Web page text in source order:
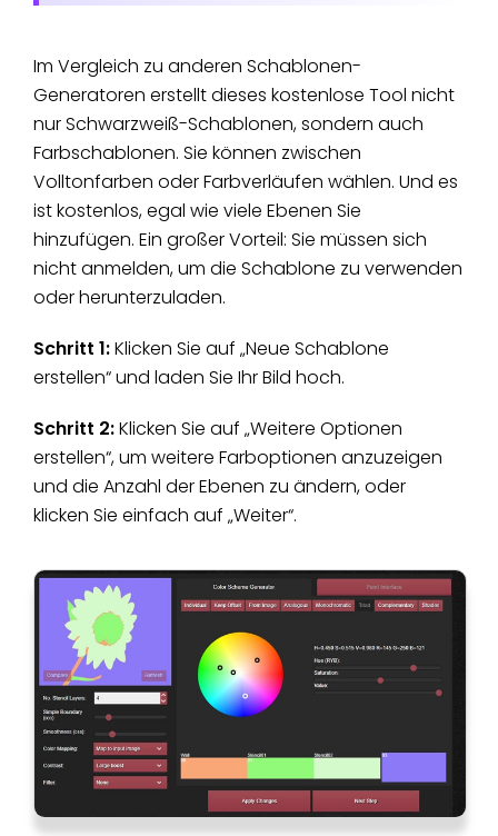
Im Vergleich zu anderen Schablonen-
Generatoren erstellt dieses kostenlose Tool nicht
nur Schwarzweiß-Schablonen, sondern auch
Farbschablonen. Sie können zwischen
Volltonfarben oder Farbverläufen wählen. Und es
ist kostenlos, egal wie viele Ebenen Sie
hinzufügen. Ein großer Vorteil: Sie müssen sich
nicht anmelden, um die Schablone zu verwenden
oder herunterzuladen.
Schritt 1:Klicken Sie auf „Neue Schablone
erstellen“ und laden Sie Ihr Bild hoch.
Schritt 2:Klicken Sie auf „Weitere Optionen
erstellen“, um weitere Farboptionen anzuzeigen
und die Anzahl der Ebenen zu ändern, oder
klicken Sie einfach auf „Weiter“.